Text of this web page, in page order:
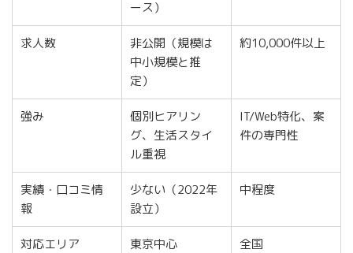
ース）
求人数
非公開（規模は
中小規模と推
定）
約10,000件以上
強み
個別ヒアリン
グ、生活スタイ
ル重視
IT/Web特化、案
件の専門性
実績・口コミ情
報
少ない（2022年
設立）
中程度
対応エリア 東京中心 全国